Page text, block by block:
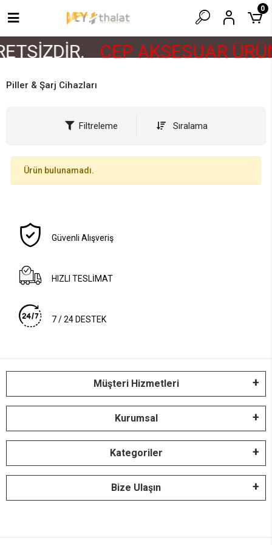
CEP AKSESUAR
0
Piller & Şarj Cihazları
Filtreleme Sıralama
Ürün bulunamadı.
Güvenli Alışveriş
HIZLI TESLİMAT
7 / 24 DESTEK
Müşteri Hizmetleri
Kurumsal
Kategoriler
Bize Ulaşın